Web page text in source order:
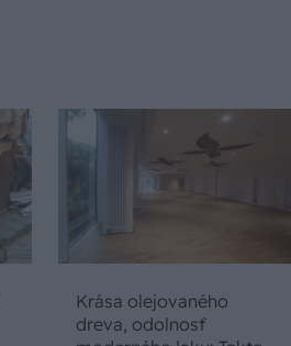
Krása olejovaného
dreva, odolnosť